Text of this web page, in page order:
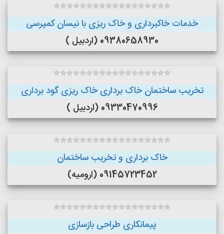
خدمات خاکبرداری و خاک ریزی با نیسان کمپرسی
09380658930 (اردبیل )
تخریب ساختمان خاک برداری خاک ریزی گود برداری
09330470996 (اردبیل )
خاک برداری و تخریب ساختمان
09145723452 (ارومیه)
پیمانکاری طراحی بازسازی